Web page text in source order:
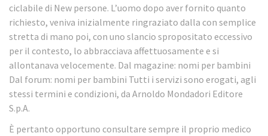
ciclabile di New persone. L’uomo dopo aver fornito quanto
richiesto, veniva inizialmente ringraziato dalla con semplice
stretta di mano poi, con uno slancio spropositato eccessivo
per il contesto, lo abbracciava affettuosamente e si
allontanava velocemente. Dal magazine: nomi per bambini
Dal forum: nomi per bambini Tutti i servizi sono erogati, agli
stessi termini e condizioni, da Arnoldo Mondadori Editore
S.p.A.
È pertanto opportuno consultare sempre il proprio medico